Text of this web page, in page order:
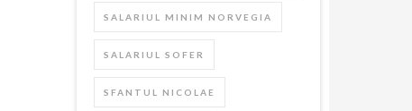
SALARIUL MINIM NORVEGIA
SALARIUL SOFER
SFANTUL NICOLAE